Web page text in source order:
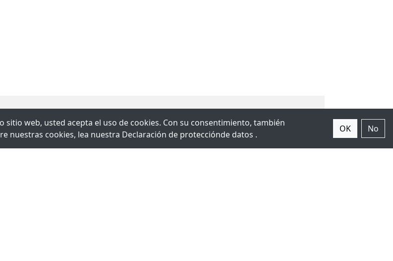
web, usted acepta el uso de cookies. Con su consentimiento, también
nuestras cookies, lea nuestra Declaración de protecciónde datos .
OK No